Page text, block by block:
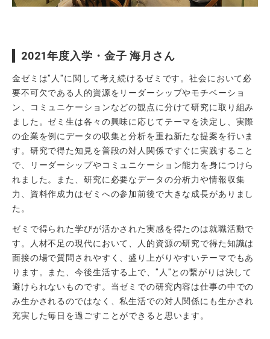
2021年度入学・金子 海月さん
金ゼミは"人"に関して考え続けるゼミです。社会において必
要不可欠である人的資源をリーダーシップやモチベーショ
ン、コミュニケーションなどの観点に分けて研究に取り組み
ました。ゼミ生は各々の興味に応じてテーマを決定し、実際
の企業を例にデータの収集と分析を重ね新たな提案を行いま
す。研究で得た知見を普段の対人関係ですぐに実践すること
で、リーダーシップやコミュニケーション能力を身につけら
れました。また、研究に必要なデータの分析力や情報収集
力、資料作成力はゼミへの参加前後で大きな成長がありまし
た。
ゼミで得られた学びが活かされた実感を得たのは就職活動で
す。人材不足の現代において、人的資源の研究で得た知識は
面接の場で質問されやすく、盛り上がりやすいテーマでもあ
ります。また、今後生活する上で、"人"との繋がりは決して
避けられないものです。当ゼミでの研究内容は仕事の中での
み生かされるのではなく、私生活での対人関係にも生かされ
充実した毎日を過ごすことができると思います。